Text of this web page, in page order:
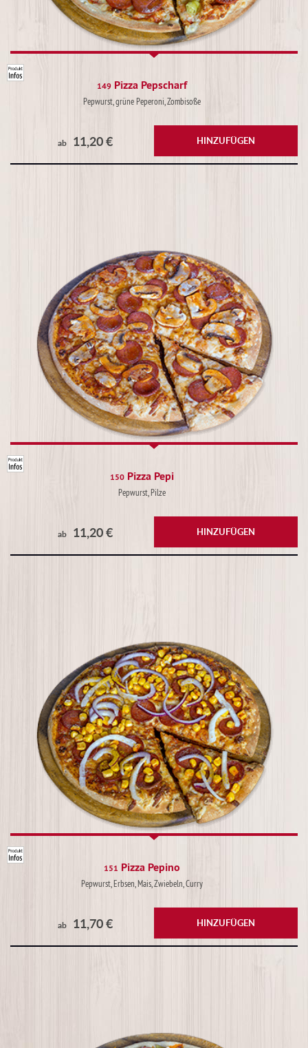
149 Pizza Pepscharf
Pepwurst, grüne Peperoni, Zombisoße
ab 11,20 € HINZUFÜGEN
150 Pizza Pepi
Pepwurst, Pilze
ab 11,20 € HINZUFÜGEN
151 Pizza Pepino
Pepwurst, Erbsen, Mais, Zwiebeln, Curry
ab 11,70 € HINZUFÜGEN